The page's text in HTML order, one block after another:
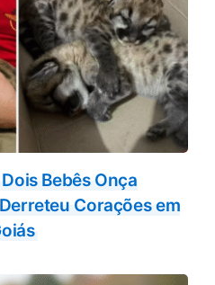
Bebês Onça
Corações em